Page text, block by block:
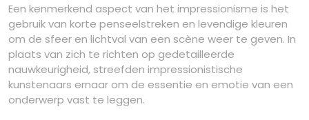
Een kenmerkend aspect van het impressionisme is het
gebruik van korte penseelstreken en levendige kleuren
om de sfeer en lichtval van een scène weer te geven. In
plaats van zich te richten op gedetailleerde
nauwkeurigheid, streefden impressionistische
kunstenaars ernaar om de essentie en emotie van een
onderwerp vast te leggen.